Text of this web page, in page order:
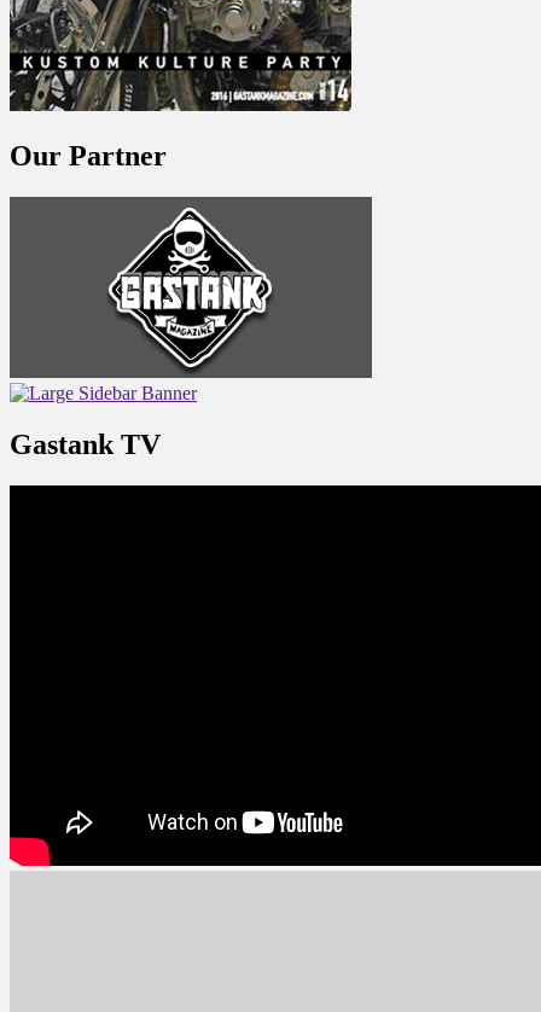
Our Partner
Gastank TV